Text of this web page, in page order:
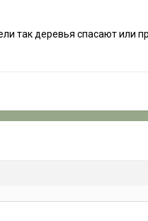
так деревья спасают или